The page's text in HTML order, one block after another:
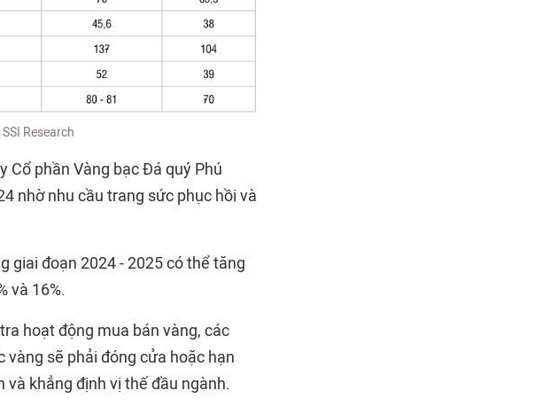
Research
Cổ phần Vàng bạc Đá quý Phú
nhờ nhu cầu trang sức phục hồi và
giai đoạn 2024 - 2025 có thể tăng
và 16%.
hoạt động mua bán vàng, các
sẽ phải đóng cửa hoặc hạn
và khẳng định vị thế đầu ngành.